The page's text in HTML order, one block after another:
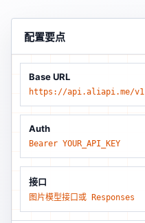
配置要点
Base URL
https://api.aliapi.me/v1
Auth
Bearer YOUR_API_KEY
接口
图片模型接口或 Responses